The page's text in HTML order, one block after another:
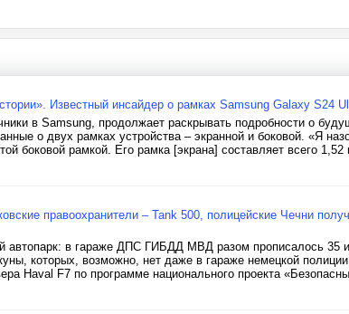
Известный инсайдер о рамках Samsung Galaxy S24
в Samsung, продолжает раскрывать подробности о
о двух рамках устройства – экранной и боковой. «Я
боковой рамкой. Его рамка [экрана] составляет всего
правоохранители – Tank 500, полицейские Чечни
автопарк: в гараже ДПС ГИБДД МВД разом прописалось 35
которых, возможно, нет даже в гараже немецкой
Haval F7 по программе национального проекта